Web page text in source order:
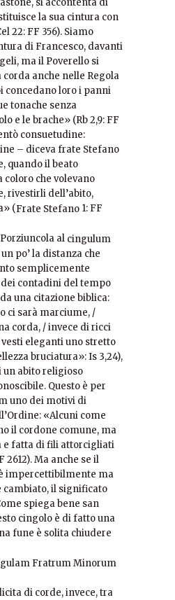
si accontenta di
la sua cintura con
22: FF 356). Siamo
di Francesco, davanti
ma il Poverello si
anche nelle Regola
concedano loro i panni
tonache senza
e le brache» (Rb 2,9: FF
consuetudine:
– diceva frate Stefano
quando il beato
coloro che volevano
rivestirli dell’abito,
(Frate Stefano 1: FF
al cingulum
po’ la distanza che
semplicemente
contadini del tempo
una citazione biblica:
ci sarà marciume, /
corda, / invece di ricci
eleganti uno stretto
bruciatura»: Is 3,24),
abito religioso
Questo è per
uno dei motivi di
«Alcuni come
il cordone comune, ma
e fatta di fili attorcigliati
Ma anche se il
impercettibilmente ma
il significato
spiega bene san
cingolo è di fatto una
fune è solita chiudere
Fratrum Minorum
di corde, invece, tra